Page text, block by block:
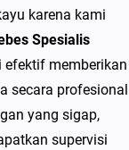
karena kami
Spesialis
efektif memberikan
secara profesional
yang sigap,
supervisi